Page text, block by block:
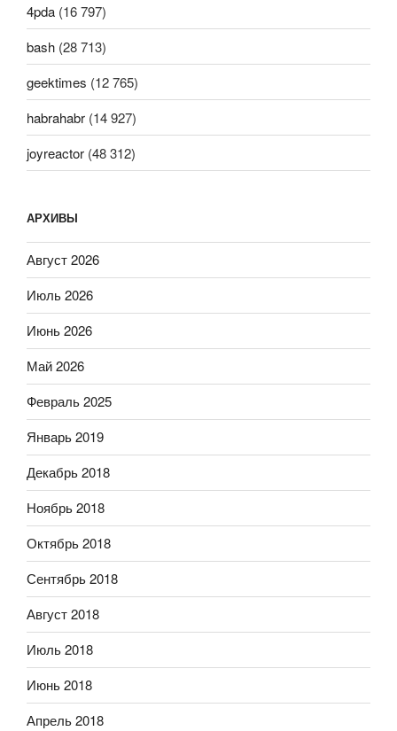
4pda (16 797)
bash (28 713)
geektimes (12 765)
habrahabr (14 927)
joyreactor (48 312)
АРХИВЫ
Август 2026
Июль 2026
Июнь 2026
Май 2026
Февраль 2025
Январь 2019
Декабрь 2018
Ноябрь 2018
Октябрь 2018
Сентябрь 2018
Август 2018
Июль 2018
Июнь 2018
Апрель 2018